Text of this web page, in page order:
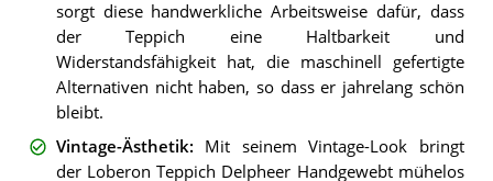
sorgt diese handwerkliche Arbeitsweise dafür, dass
der Teppich eine Haltbarkeit und
Widerstandsfähigkeit hat, die maschinell gefertigte
Alternativen nicht haben, so dass er jahrelang schön
bleibt.
Vintage-Ästhetik: Mit seinem Vintage-Look bringt
der Loberon Teppich Delpheer Handgewebt mühelos